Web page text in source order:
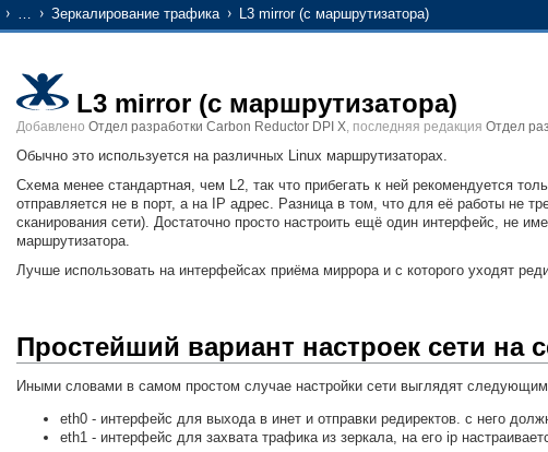
… Зеркалирование трафика L3 mirror (с маршрутизатора)
L3 mirror (с маршрутизатора)
Добавлено Отдел разработки Carbon Reductor DPI X, последняя редакция Отдел
Обычно это используется на различных Linux маршрутизаторах.
Схема менее стандартная, чем L2, так что прибегать к ней рекомендуется
отправляется не в порт, а на IP адрес. Разница в том, что для её работы не
сканирования сети). Достаточно просто настроить ещё один интерфейс, не
маршрутизатора.
Лучше использовать на интерфейсах приёма миррора и с которого уходят
Простейший вариант настроек сети на
Иными словами в самом простом случае настройки сети выглядят
eth0 - интерфейс для выхода в инет и отправки редиректов. с него
eth1 - интерфейс для захвата трафика из зеркала, на его ip